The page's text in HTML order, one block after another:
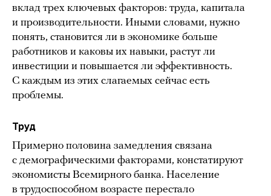
вклад трех ключевых факторов: труда, капитала
и производительности. Иными словами, нужно
понять, становится ли в экономике больше
работников и каковы их навыки, растут ли
инвестиции и повышается ли эффективность.
С каждым из этих слагаемых сейчас есть
проблемы.
Труд
Примерно половина замедления связана
с демографическими факторами, констатируют
экономисты Всемирного банка. Население
в трудоспособном возрасте перестало